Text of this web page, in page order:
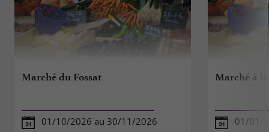
Marché du Fossat
01/10/2026 au 30/11/2026
Marché à
01/01/